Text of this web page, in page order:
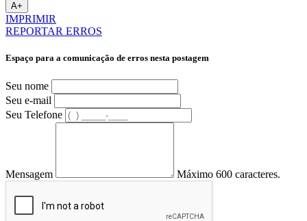
A+
IMPRIMIR
REPORTAR ERROS
Espaço para a comunicação de erros nesta postagem
Seu nome
Seu e-mail
Seu Telefone
Mensagem Máximo 600 caracteres.